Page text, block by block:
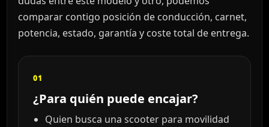
comparar contigo posición de conducción, carnet,
potencia, estado, garantía y coste total de entrega.
01
¿Para quién puede encajar?
Quien busca una scooter para movilidad